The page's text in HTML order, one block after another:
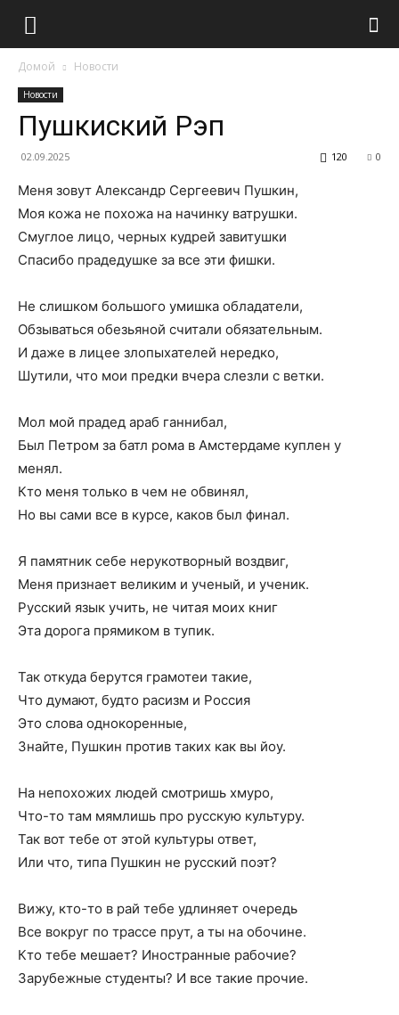
Домой Новости
Новости
Пушкиский Рэп
02.09.2025 0
120
Меня зовут Александр Сергеевич Пушкин,
Моя кожа не похожа на начинку ватрушки.
Смуглое лицо, черных кудрей завитушки
Спасибо прадедушке за все эти фишки.
Не слишком большого умишка обладатели,
Обзываться обезьяной считали обязательным.
И даже в лицее злопыхателей нередко,
Шутили, что мои предки вчера слезли с ветки.
Мол мой прадед араб ганнибал,
Был Петром за батл рома в Амстердаме куплен у
менял.
Кто меня только в чем не обвинял,
Но вы сами все в курсе, каков был финал.
Я памятник себе нерукотворный воздвиг,
Меня признает великим и ученый, и ученик.
Русский язык учить, не читая моих книг
Эта дорога прямиком в тупик.
Так откуда берутся грамотеи такие,
Что думают, будто расизм и Россия
Это слова однокоренные,
Знайте, Пушкин против таких как вы йоу.
На непохожих людей смотришь хмуро,
Что-то там мямлишь про русскую культуру.
Так вот тебе от этой культуры ответ,
Или что, типа Пушкин не русский поэт?
Вижу, кто-то в рай тебе удлиняет очередь
Все вокруг по трассе прут, а ты на обочине.
Кто тебе мешает? Иностранные рабочие?
Зарубежные студенты? И все такие прочие.